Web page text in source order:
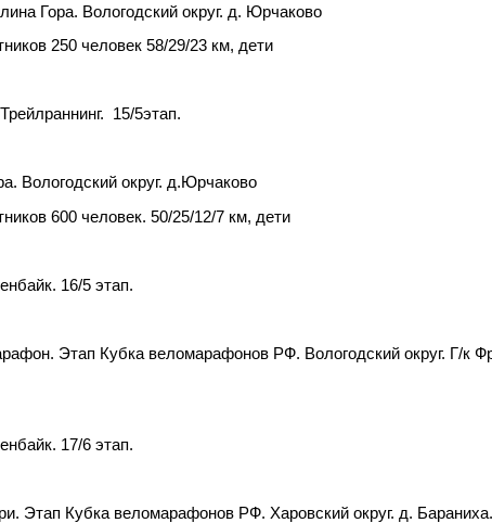
Гора. Вологодский округ. д. Юрчаково
250 человек 58/29/23 км, дети
15/5этап.
Вологодский округ. д.Юрчаково
600 человек. 50/25/12/7 км, дети
16/5 этап.
Этап Кубка веломарафонов РФ. Вологодский округ. Г/к
17/6 этап.
Этап Кубка веломарафонов РФ. Харовский округ. д.